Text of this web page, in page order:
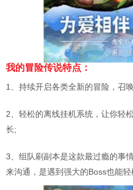
我的冒险传说特点：
1、持续开启各类全新的冒险，召
2、轻松的离线挂机系统，让你轻
长;
3、组队刷副本是这款最过瘾的事
来沟通，是遇到强大的Boss也能轻